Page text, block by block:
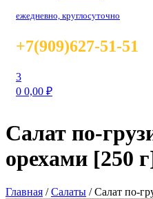
ежедневно, круглосуточно
+7(909)627-51-51
3
0 0,00 ₽
Салат по-
орехами [250
Главная /Салаты /Салат по-